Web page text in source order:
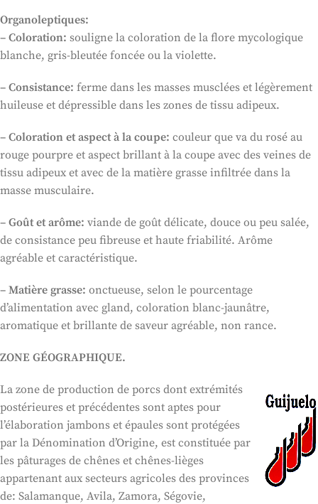
Organoleptiques:
– Coloration: souligne la coloration de la flore mycologique
blanche, gris-bleutée foncée ou la violette.
– Consistance: ferme dans les masses musclées et légèrement
huileuse et dépressible dans les zones de tissu adipeux.
– Coloration et aspect à la coupe: couleur que va du rosé au
rouge pourpre et aspect brillant à la coupe avec des veines de
tissu adipeux et avec de la matière grasse infiltrée dans la
masse musculaire.
– Goût et arôme: viande de goût délicate, douce ou peu salée,
de consistance peu fibreuse et haute friabilité. Arôme
agréable et caractéristique.
– Matière grasse: onctueuse, selon le pourcentage
d’alimentation avec gland, coloration blanc-jaunâtre,
aromatique et brillante de saveur agréable, non rance.
ZONE GÉOGRAPHIQUE.
La zone de production de porcs dont extrémités
postérieures et précédentes sont aptes pour
l’élaboration jambons et épaules sont protégées
par la Dénomination d’Origine, est constituée par
les pâturages de chênes et chênes-lièges
appartenant aux secteurs agricoles des provinces
de: Salamanque, Avila, Zamora, Ségovie,